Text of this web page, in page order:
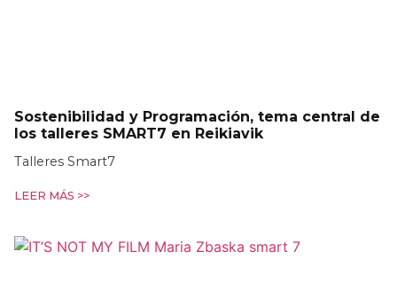
Sostenibilidad y Programación, tema central de
los talleres SMART7 en Reikiavik
Talleres Smart7
LEER MÁS >>